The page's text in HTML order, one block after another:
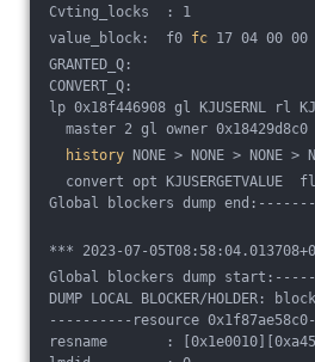
Cvting_locks  : 1
value_block:  f0 fc 17 04 00 00
GRANTED_Q:
CONVERT_Q:
lp 0x18f446908 gl KJUSERNL rl
master 2 gl owner 0x18429d8c0
history NONE > NONE > NONE >
convert opt KJUSERGETVALUE
Global blockers dump
*** 2023-07-
Global blockers dump
DUMP LOCAL BLOCKER/
----------resource
resname       :